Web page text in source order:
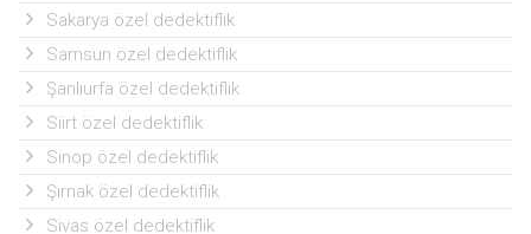
Sakarya özel dedektiflik
Samsun özel dedektiflik
Şanlıurfa özel dedektiflik
Siirt özel dedektiflik
Sinop özel dedektiflik
Şırnak özel dedektiflik
Sivas özel dedektiflik